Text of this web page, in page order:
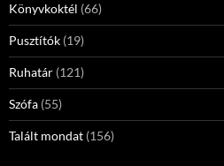
Könyvkoktél (66)
Pusztítók (19)
Ruhatár (121)
Szófa (55)
Talált mondat (156)